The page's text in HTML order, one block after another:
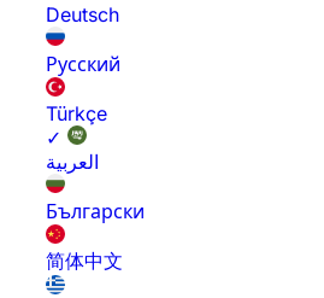
Deutsch
Русский
Türkçe
✓
العربية
Български
简体中文